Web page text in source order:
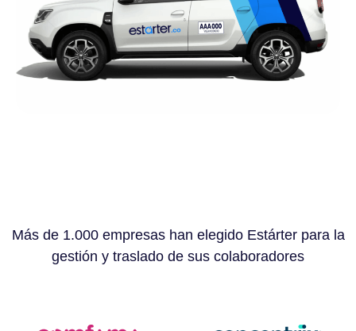
Más de 1.000 empresas han elegido Estárter para la
gestión y traslado de sus colaboradores